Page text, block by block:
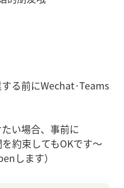
る前にWechat·Teams
い場合、事前に
約束してもOKです～
します）